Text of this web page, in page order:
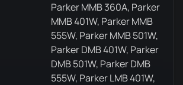
Parker MMB 360A, Parker
MMB 401W, Parker MMB
555W, Parker MMB 501W,
Parker DMB 401W, Parker
DMB 501W, Parker DMB
555W, Parker LMB 401W,